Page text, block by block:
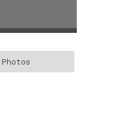
Photos